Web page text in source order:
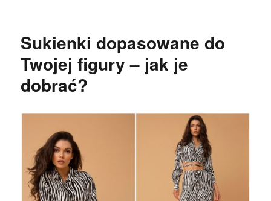
Sukienki dopasowane do
Twojej figury – jak je
dobrać?